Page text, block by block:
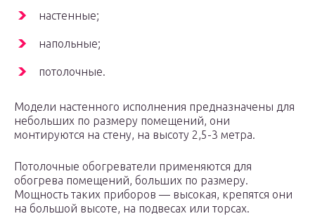
настенные;
напольные;
потолочные.
Модели настенного исполнения предназначены для
небольших по размеру помещений, они
монтируются на стену, на высоту 2,5-3 метра.
Потолочные обогреватели применяются для
обогрева помещений, больших по размеру.
Мощность таких приборов — высокая, крепятся они
на большой высоте, на подвесах или торсах.